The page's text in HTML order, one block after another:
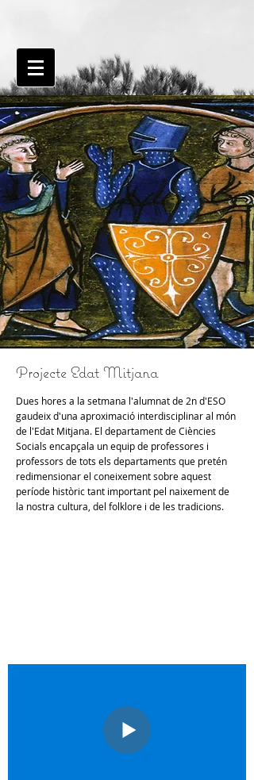
Projecte Edat Mitjana
Dues hores a la setmana l'alumnat de 2n d'ESO
gaudeix d'una aproximació interdisciplinar al món
de l'Edat Mitjana. El departament de Ciències
Socials encapçala un equip de professores i
professors de tots els departaments que pretén
redimensionar el coneixement sobre aquest
període històric tant important pel naixement de
la nostra cultura, del folklore i de les tradicions.